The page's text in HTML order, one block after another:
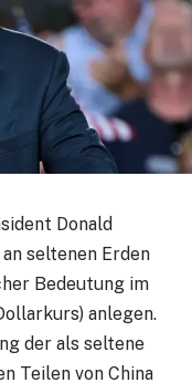
Donald
seltenen Erden
Bedeutung im
anlegen.
der als seltene
Teilen von China